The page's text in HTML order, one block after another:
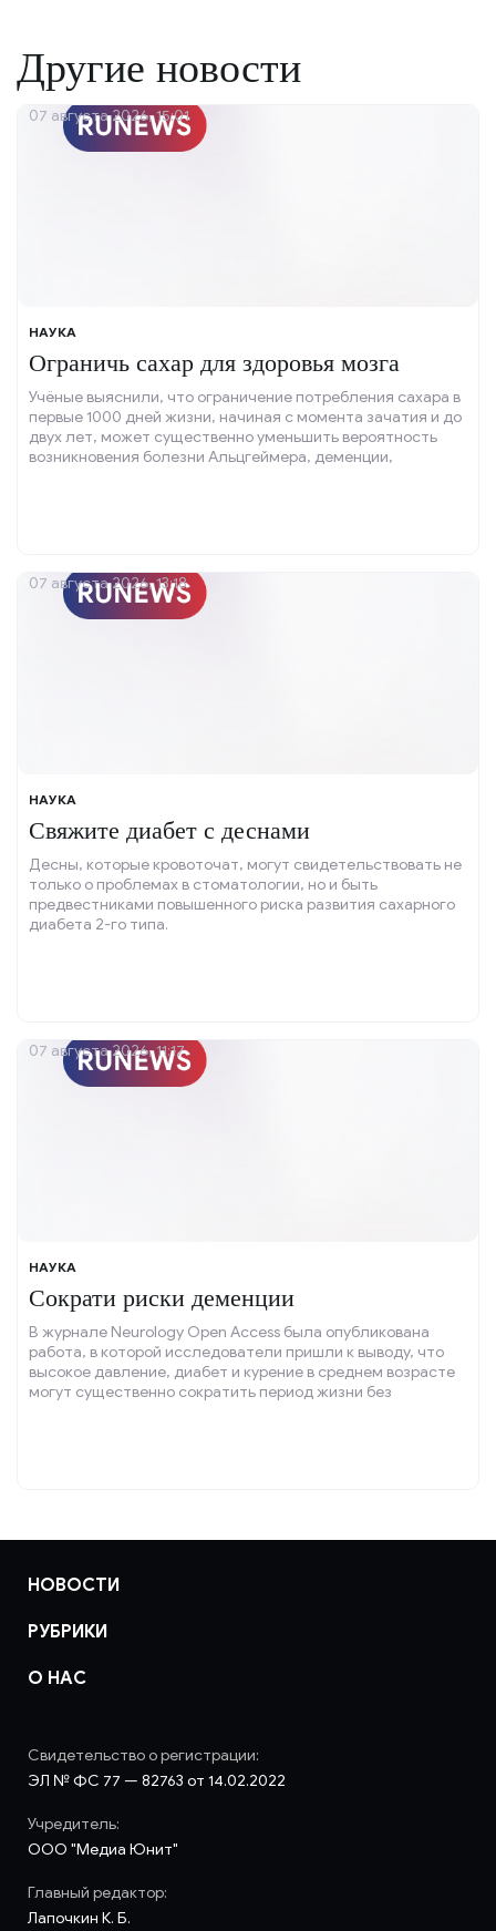
Другие новости
НАУКА
Ограничь сахар для здоровья мозга
Учёные выяснили, что ограничение потребления сахара в
первые 1000 дней жизни, начиная с момента зачатия и до
двух лет, может существенно уменьшить вероятность
возникновения болезни Альцгеймера, деменции,
07 августа 2026, 15:01
НАУКА
Свяжите диабет с деснами
Десны, которые кровоточат, могут свидетельствовать не
только о проблемах в стоматологии, но и быть
предвестниками повышенного риска развития сахарного
диабета 2-го типа.
07 августа 2026, 13:18
НАУКА
Сократи риски деменции
В журнале Neurology Open Access была опубликована
работа, в которой исследователи пришли к выводу, что
высокое давление, диабет и курение в среднем возрасте
могут существенно сократить период жизни без
07 августа 2026, 11:17
НОВОСТИ
РУБРИКИ
О НАС
Свидетельство о регистрации:
ЭЛ № ФС 77 — 82763 от 14.02.2022
Учредитель:
ООО "Медиа Юнит"
Главный редактор:
Лапочкин К. Б.